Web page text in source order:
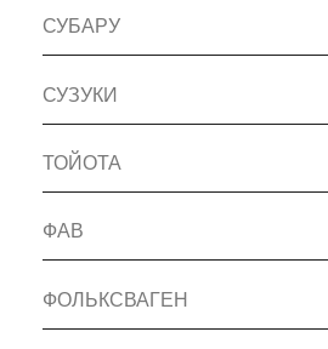
СУБАРУ
СУЗУКИ
ТОЙОТА
ФАВ
ФОЛЬКСВАГЕН